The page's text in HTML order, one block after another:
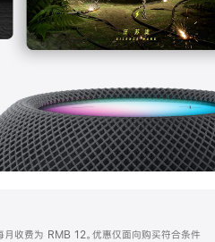
月收费为 RMB 12。优惠仅面向购买符合条件